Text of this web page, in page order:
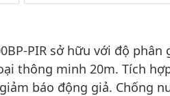
PIR sở hữu với độ
thông minh 20m. Tích
báo động giả. Chống